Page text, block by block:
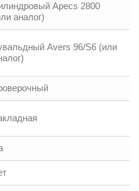
Аpecs 2800
аналог)
Аvers 96/S6 (или